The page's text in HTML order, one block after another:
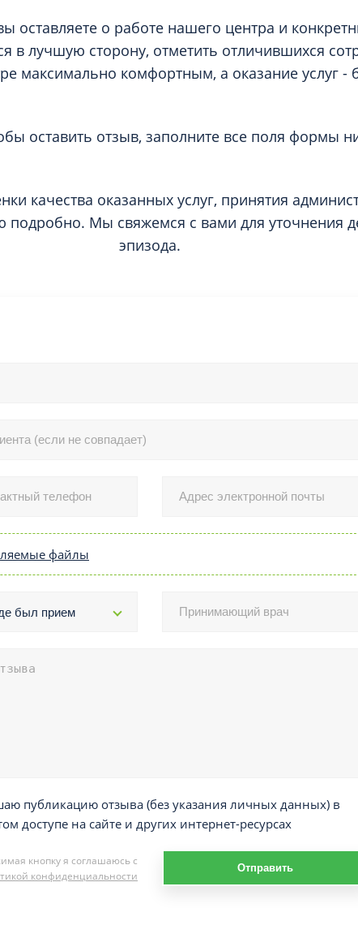
оставляете о работе нашего центра и
в лучшую сторону, отметить отличившихся
максимально комфортным, а оказание услуг -
оставить отзыв, заполните все поля формы
качества оказанных услуг, принятия
подробно. Мы свяжемся с вами для уточнения
эпизода.
файлы
был прием
публикацию отзыва (без указания личных данных) в
доступе на сайте и других интернет-ресурсах
Отправить
кнопку я соглашаюсь с
конфиденциальности